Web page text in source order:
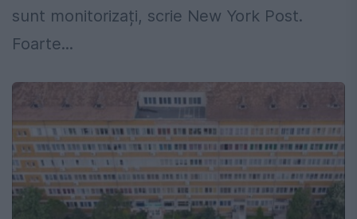
sunt monitorizați, scrie New York Post.
Foarte...